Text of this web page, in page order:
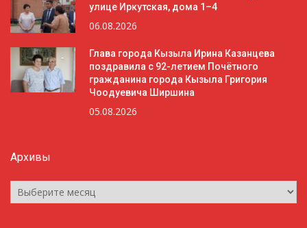
улице Иркутская, дома 1–4
06.08.2026
Глава города Кызыла Ирина Казанцева
поздравила с 92-летием Почётного
гражданина города Кызыла Григория
Чоодуевича Ширшина
05.08.2026
Архивы
Архивы